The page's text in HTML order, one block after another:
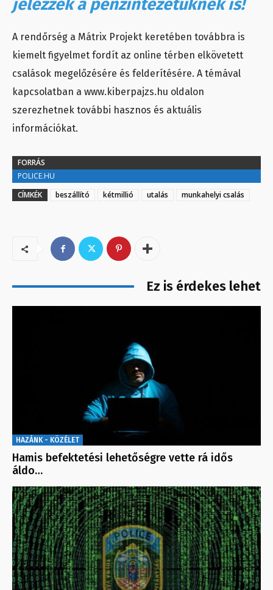
jelezzék a pénzintézetüknek is!
A rendőrség a Mátrix Projekt keretében továbbra is
kiemelt figyelmet fordít az online térben elkövetett
csalások megelőzésére és felderítésére. A témával
kapcsolatban a www.kiberpajzs.hu oldalon
szerezhetnek további hasznos és aktuális
információkat.
FORRÁS
POLICE.HU
CÍMKÉK
beszállító kétmillió utalás munkahelyi csalás
Ez is érdekes lehet
HAZÁNK - KÖZÉLET
Hamis befektetési lehetőségre vette rá idős
áldo…